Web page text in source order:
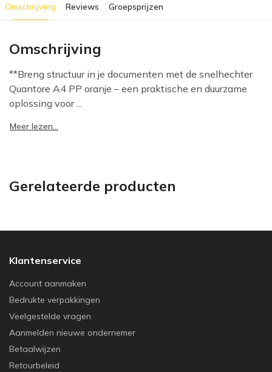
Omschrijving Reviews Groepsprijzen
Omschrijving
**Breng structuur in je documenten met de snelhechter
Quantore A4 PP oranje – een praktische en duurzame
oplossing voor ...
Meer lezen...
Gerelateerde producten
Klantenservice
Account aanmaken
Bedrukte verpakkingen
Veelgestelde vragen
Aanmelden nieuwe ondernemer
Betaalwijzen
Retourbeleid